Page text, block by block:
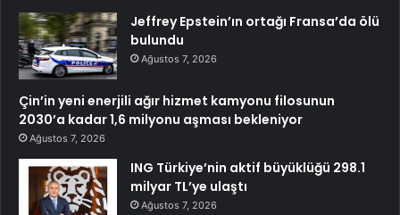
Jeffrey Epstein’ın ortağı Fransa’da ölü
bulundu
Ağustos 7, 2026
Çin’in yeni enerjili ağır hizmet kamyonu filosunun
2030’a kadar 1,6 milyonu aşması bekleniyor
Ağustos 7, 2026
ING Türkiye’nin aktif büyüklüğü 298.1
milyar TL’ye ulaştı
Ağustos 7, 2026